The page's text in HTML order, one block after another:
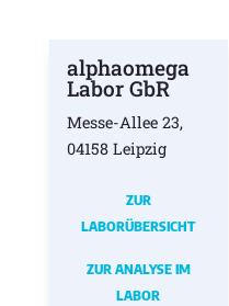
alphaomega
Labor GbR
Messe-Allee 23,
04158 Leipzig
ZUR
LABORÜBERSICHT
ZUR ANALYSE IM
LABOR